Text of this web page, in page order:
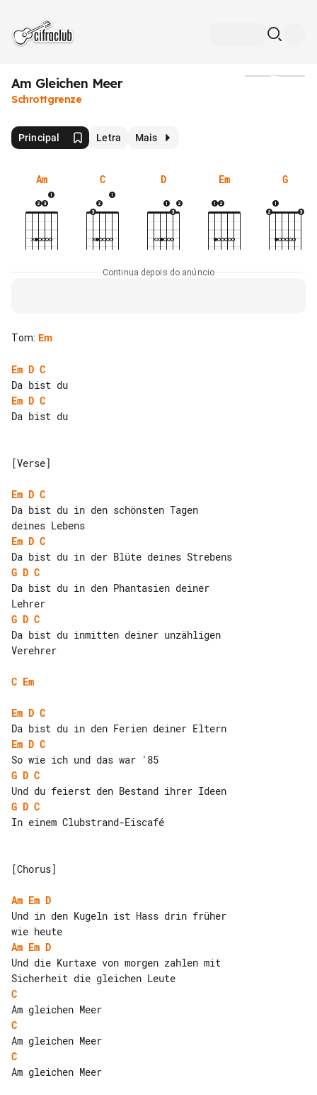
Am Gleichen Meer
Schrottgrenze
Principal Letra Mais
Am C D Em G
Continua depois do anúncio
Tom: Em
Em D C
Em D C
Da bist du
[Verse]
Em D C
Da bist du in den schönsten Tagen
Em D C
G D C
Da bist du in den Phantasien deiner
G D C
Da bist du inmitten deiner unzähligen
Verehrer
C Em
Em D C
Em D C
G D C
G D C
In einem Clubstrand-Eiscafé
[Chorus]
Am Em D
Und in den Kugeln ist Hass drin früher
Am Em D
Und die Kurtaxe von morgen zahlen mit
C
C
C
Am gleichen Meer